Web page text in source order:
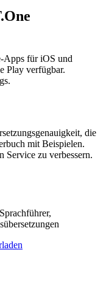
Apps für iOS und
Play verfügbar.
die
mit Beispielen.
zu verbessern.